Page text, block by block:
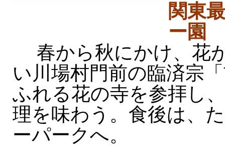
関東
ー園
春から秋にかけ、花
い川場村門前の臨済宗
ふれる花の寺を参拝し
理を味わう。食後は、
ーパークへ。